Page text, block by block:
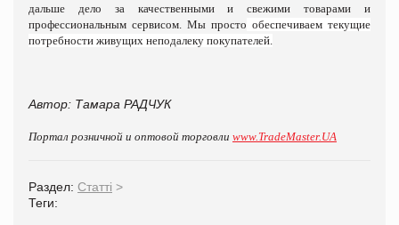
дальше дело за качественными и свежими товарами и
профессиональным сервисом. Мы просто обеспечиваем текущие
потребности живущих неподалеку покупателей.
Автор: Тамара РАДЧУК
Портал розничной и оптовой торговли www.TradeMaster.UA
Раздел: Статті >
Теги: